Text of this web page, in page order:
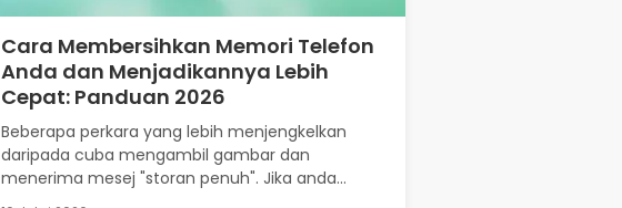
Cara Membersihkan Memori Telefon
Anda dan Menjadikannya Lebih
Cepat: Panduan 2026
Beberapa perkara yang lebih menjengkelkan
daripada cuba mengambil gambar dan
menerima mesej "storan penuh". Jika anda...